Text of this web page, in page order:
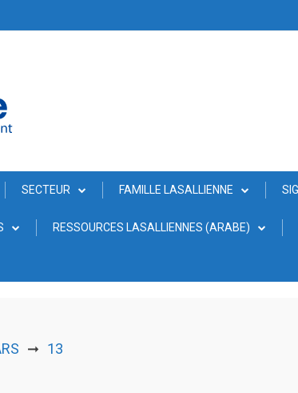
SECTEUR FAMILLE LASALLIENNE
RESSOURCES LASALLIENNES (ARABE)
➞ 13